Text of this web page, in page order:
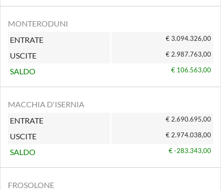
MONTERODUNI
ENTRATE
€ 3.094.326,00
USCITE € 2.987.763,00
SALDO € 106.563,00
MACCHIA D'ISERNIA
ENTRATE
€ 2.690.695,00
USCITE € 2.974.038,00
SALDO € -283.343,00
FROSOLONE